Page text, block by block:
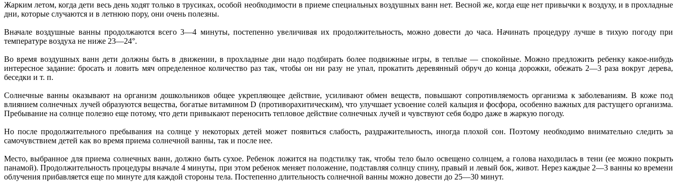
Жарким летом, когда дети весь день ходят только в трусиках, особой необходимости в приеме специальных воздушных ванн нет. Весной же, когда еще нет привычки к воздуху, и в прохладные
дни, которые случаются и в летнюю пору, они очень полезны.
Вначале воздушные ванны продолжаются всего 3—4 минуты, постепенно увеличивая их продолжительность, можно довести до часа. Начинать процедуру лучше в тихую погоду при
температуре воздуха не ниже 23—24°.
Во время воздушных ванн дети должны быть в движении, в прохладные дни надо подбирать более подвижные игры, в теплые — спокойные. Можно предложить ребенку какое-нибудь
интересное задание: бросать и ловить мяч определенное количество раз так, чтобы он ни разу не упал, прокатить деревянный обруч до конца дорожки, обежать 2—3 раза вокруг дерева,
беседки и т. п.
Солнечные ванны оказывают на организм дошкольников общее укрепляющее действие, усиливают обмен веществ, повышают сопротивляемость организма к заболеваниям. В коже под
влиянием солнечных лучей образуются вещества, богатые витамином D (противорахитическим), что улучшает усвоение солей кальция и фосфора, особенно важных для растущего организма.
Пребывание на солнце полезно еще потому, что дети привыкают переносить тепловое действие солнечных лучей и чувствуют себя бодро даже в жаркую погоду.
Но после продолжительного пребывания на солнце у некоторых детей может появиться слабость, раздражительность, иногда плохой сон. Поэтому необходимо внимательно следить за
самочувствием детей как во время приема солнечной ванны, так и после нее.
Место, выбранное для приема солнечных ванн, должно быть сухое. Ребенок ложится на подстилку так, чтобы тело было освещено солнцем, а голова находилась в тени (ее можно покрыть
панамой). Продолжительность процедуры вначале 4 минуты, при этом ребенок меняет положение, подставляя солнцу спину, правый и левый бок, живот. Нерез каждые 2—3 ванны ко времени
облучения прибавляется еще по минуте для каждой стороны тела. Постепенно длительность солнечной ванны можно довести до 25—30 минут.